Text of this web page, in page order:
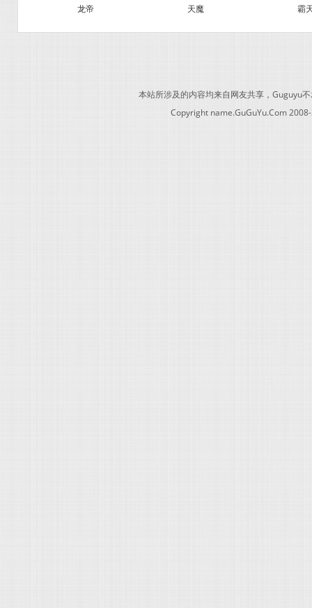
龙帝
天魔 霸
本站所涉及的内容均来自网友共享，Guguyu
Copyright name.GuGuYu.Com